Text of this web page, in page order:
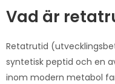
Vad är
Retatrutid
syntetisk peptid och en
inom modern metabol